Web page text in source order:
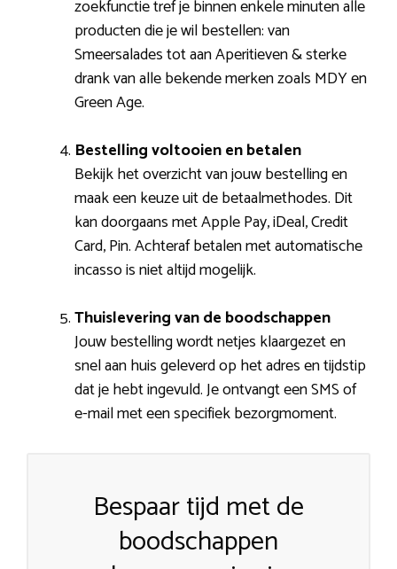
zoekfunctie tref je binnen enkele minuten alle
producten die je wil bestellen: van
Smeersalades tot aan Aperitieven & sterke
drank van alle bekende merken zoals MDY en
Green Age.
Bestelling voltooien en betalen
Bekijk het overzicht van jouw bestelling en
maak een keuze uit de betaalmethodes. Dit
kan doorgaans met Apple Pay, iDeal, Credit
Card, Pin. Achteraf betalen met automatische
incasso is niet altijd mogelijk.
Thuislevering van de boodschappen
Jouw bestelling wordt netjes klaargezet en
snel aan huis geleverd op het adres en tijdstip
dat je hebt ingevuld. Je ontvangt een SMS of
e-mail met een specifiek bezorgmoment.
Bespaar tijd met de
boodschappen